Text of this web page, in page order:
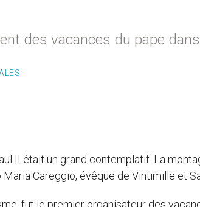
des vacances du pape
II était un grand contemplatif. La
Careggio, évêque de Vintimille et
fut le premier organisateur des